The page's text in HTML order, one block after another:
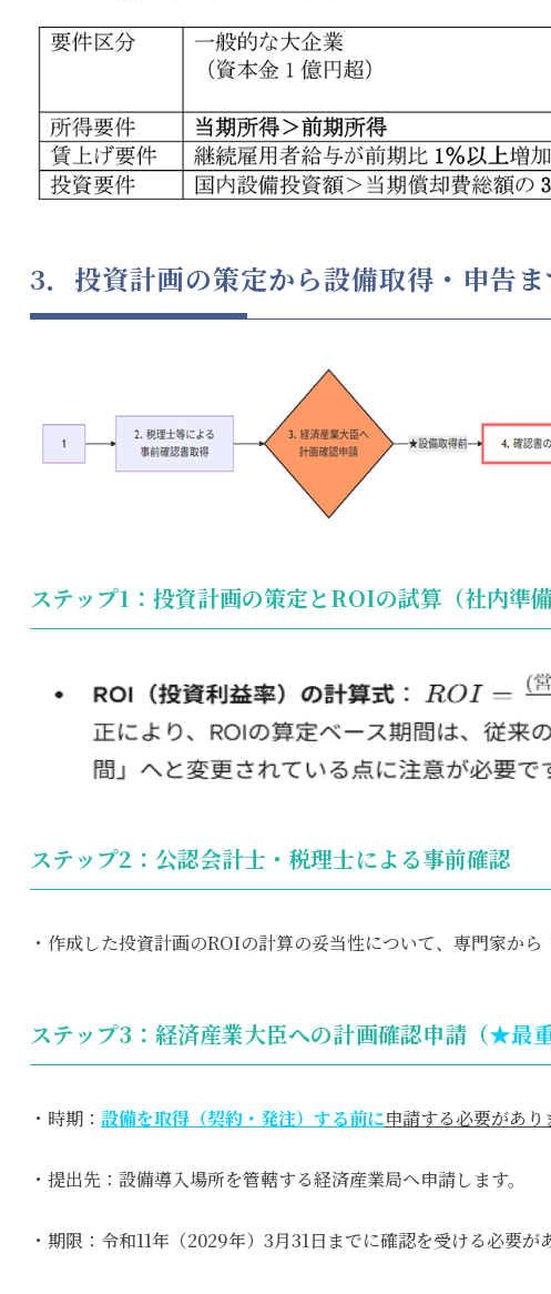
3．投資計画の策定から設備取得・申告
ステップ1：投資計画の策定とROIの試算（社内準備
ステップ2：公認会計士・税理士による事前確認
・作成した投資計画のROIの計算の妥当性について、専門家から
ステップ3：経済産業大臣への計画確認申請（★最
・時期： 設備を取得（契約・発注）する前に申請する必要があり
・提出先：設備導入場所を管轄する経済産業局へ申請します。
・期限：令和11年（2029年）3月31日までに確認を受ける必要が